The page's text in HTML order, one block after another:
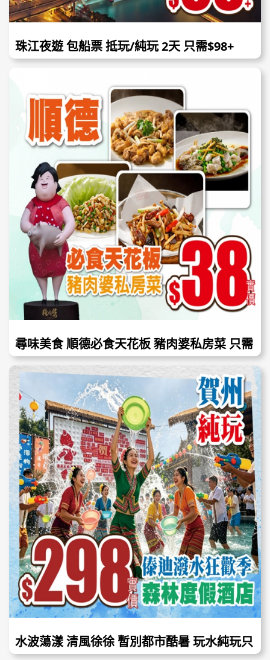
珠江夜遊 包船票 抵玩/純玩 2天 只需$98+
尋味美食 順德必食天花板 豬肉婆私房菜 只需
38蚊！
水波蕩漾 清風徐徐 暫別都市酷暑 玩水純玩只